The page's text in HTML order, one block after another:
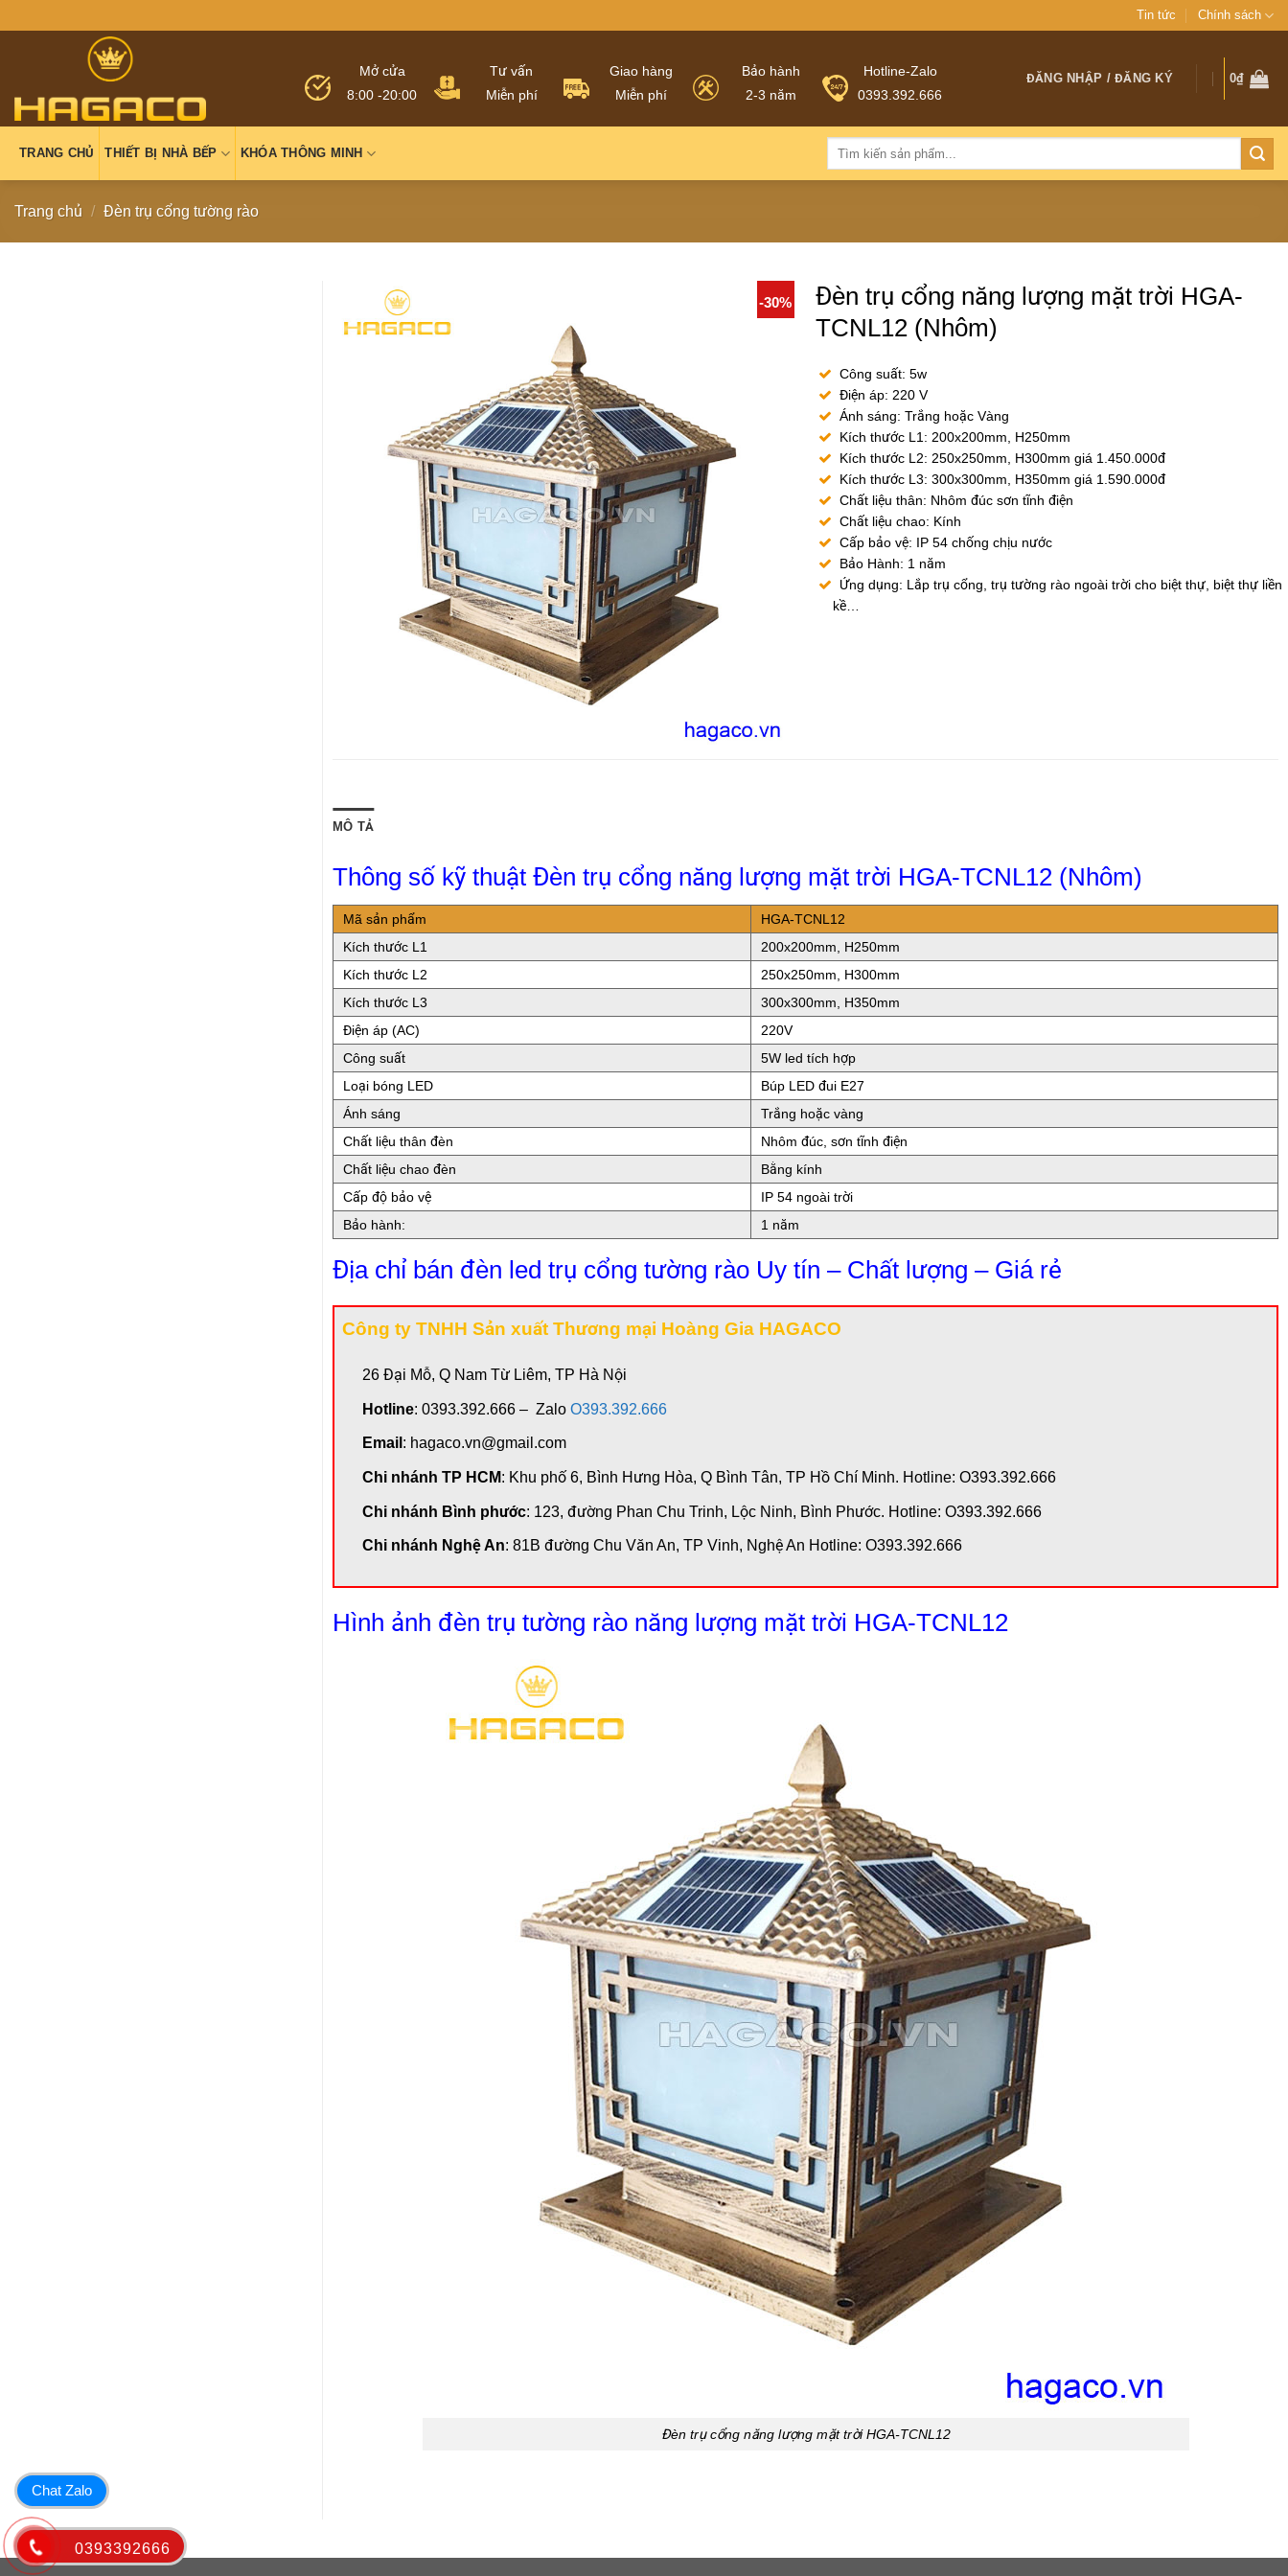
Tin tức Chính sách
Mở cửa
8:00 -20:00
Tư vấn
Miễn phí
Giao hàng
Miễn phí
Bảo hành
2-3 năm
Hotline-Zalo
0393.392.666
ĐĂNG NHẬP / ĐĂNG KÝ 0₫
TRANG CHỦ THIẾT BỊ NHÀ BẾP KHÓA THÔNG MINH
Trang chủ / Đèn trụ cổng tường rào
-30%
Đèn trụ cổng năng lượng mặt trời HGA-
TCNL12 (Nhôm)
Công suất: 5w
Điện áp: 220 V
Ánh sáng: Trắng hoặc Vàng
Kích thước L1: 200x200mm, H250mm
Kích thước L2: 250x250mm, H300mm giá 1.450.000đ
Kích thước L3: 300x300mm, H350mm giá 1.590.000đ
Chất liệu thân: Nhôm đúc sơn tĩnh điện
Chất liệu chao: Kính
Cấp bảo vệ: IP 54 chống chịu nước
Bảo Hành: 1 năm
Ứng dụng: Lắp trụ cổng, trụ tường rào ngoài trời cho biệt thự, biệt thự liền
kề…
MÔ TẢ
Thông số kỹ thuật Đèn trụ cổng năng lượng mặt trời HGA-TCNL12 (Nhôm)
Mã sản phẩm
HGA-TCNL12
Kích thước L1
200x200mm, H250mm
Kích thước L2
250x250mm, H300mm
Kích thước L3
300x300mm, H350mm
Điện áp (AC)
220V
Công suất
5W led tích hợp
Loại bóng LED
Búp LED đui E27
Ánh sáng
Trắng hoặc vàng
Chất liệu thân đèn
Nhôm đúc, sơn tĩnh điện
Chất liệu chao đèn
Bằng kính
Cấp độ bảo vệ
IP 54 ngoài trời
Bảo hành:
1 năm
Địa chỉ bán đèn led trụ cổng tường rào Uy tín – Chất lượng – Giá rẻ
Công ty TNHH Sản xuất Thương mại Hoàng Gia HAGACO
26 Đại Mỗ, Q Nam Từ Liêm, TP Hà Nội
Hotline: 0393.392.666 – Zalo O393.392.666
Email : hagaco.vn@gmail.com
Chi nhánh TP HCM: Khu phố 6, Bình Hưng Hòa, Q Bình Tân, TP Hồ Chí Minh. Hotline: O393.392.666
Chi nhánh Bình phước: 123, đường Phan Chu Trinh, Lộc Ninh, Bình Phước. Hotline: O393.392.666
Chi nhánh Nghệ An: 81B đường Chu Văn An, TP Vinh, Nghệ An Hotline: O393.392.666
Hình ảnh đèn trụ tường rào năng lượng mặt trời HGA-TCNL12
Đèn trụ cổng năng lượng mặt trời HGA-TCNL12
Chat Zalo
0393392666